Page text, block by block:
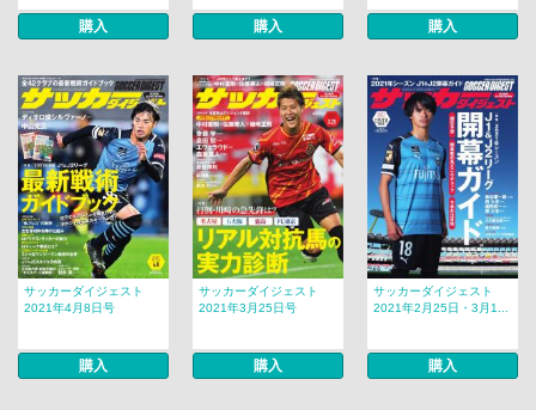
購入 購入 購入
サッカーダイジェスト
2021年4月8日号
購入
サッカーダイジェスト
2021年3月25日号
購入
サッカーダイジェスト
2021年2月25日・3月1...
購入